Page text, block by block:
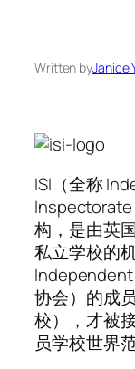
Written byJanice
ISI（全称
构，是由英
私立学校的
协会）的成
校），才被
员学校世界